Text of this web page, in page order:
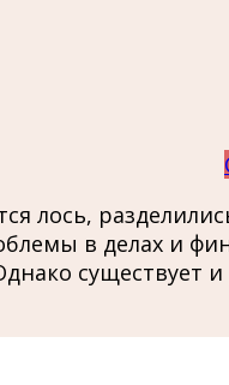
лось,
в делах и
существует